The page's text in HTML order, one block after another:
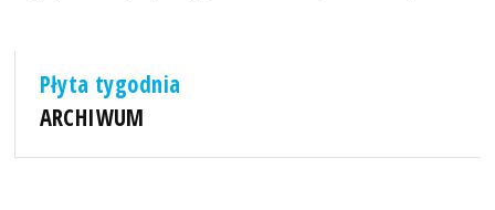
Płyta tygodnia
ARCHIWUM